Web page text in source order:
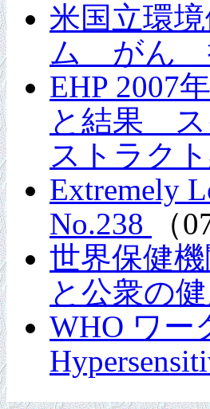
米国立環
ム がん
EHP 2007
と結果 ス
ストラクト
Extremely
No.238
（
世界保健
と公衆の
WHO ワー